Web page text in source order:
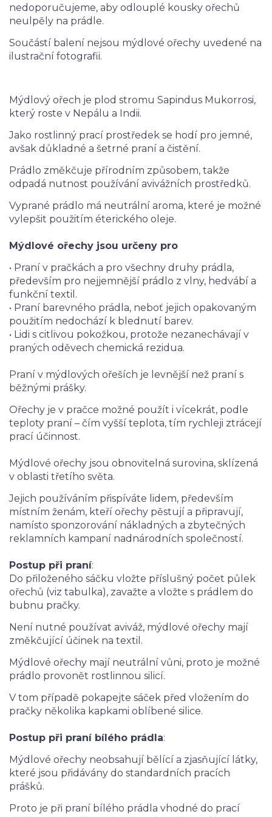
nedoporučujeme, aby odlouplé kousky ořechů
neulpěly na prádle.
Součástí balení nejsou mýdlové ořechy uvedené na
ilustrační fotografii.
Mýdlový ořech je plod stromu Sapindus Mukorrosi,
který roste v Nepálu a Indii.
Jako rostlinný prací prostředek se hodí pro jemné,
avšak důkladné a šetrné praní a čistění.
Prádlo změkčuje přírodním způsobem, takže
odpadá nutnost používání avivážních prostředků.
Vyprané prádlo má neutrální aroma, které je možné
vylepšit použitím éterického oleje.
Mýdlové ořechy jsou určeny pro
• Praní v pračkách a pro všechny druhy prádla,
především pro nejjemnější prádlo z vlny, hedvábí a
funkční textil.
• Praní barevného prádla, neboť jejich opakovaným
použitím nedochází k blednutí barev.
• Lidi s citlivou pokožkou, protože nezanechávají v
praných oděvech chemická rezidua.
Praní v mýdlových ořeších je levnější než praní s
běžnými prášky.
Ořechy je v pračce možné použít i vícekrát, podle
teploty praní – čím vyšší teplota, tím rychleji ztrácejí
prací účinnost.
Mýdlové ořechy jsou obnovitelná surovina, sklízená
v oblasti třetího světa.
Jejich používáním přispíváte lidem, především
místním ženám, kteří ořechy pěstují a připravují,
namísto sponzorování nákladných a zbytečných
reklamních kampaní nadnárodních společností.
Postup při praní:
Do přiloženého sáčku vložte příslušný počet půlek
ořechů (viz tabulka), zavažte a vložte s prádlem do
bubnu pračky.
Není nutné používat aviváž, mýdlové ořechy mají
změkčující účinek na textil.
Mýdlové ořechy mají neutrální vůni, proto je možné
prádlo provonět rostlinnou silicí.
V tom případě pokapejte sáček před vložením do
pračky několika kapkami oblíbené silice.
Postup při praní bílého prádla:
Mýdlové ořechy neobsahují bělící a zjasňující látky,
které jsou přidávány do standardních pracích
prášků.
Proto je při praní bílého prádla vhodné do prací